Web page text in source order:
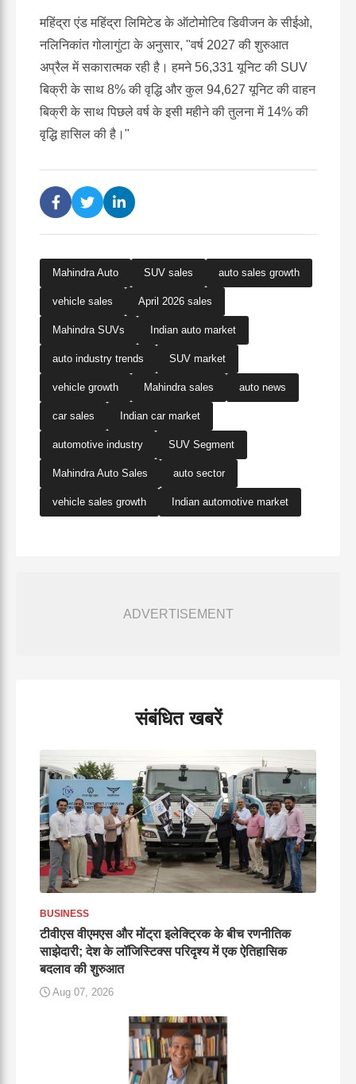
महिंद्रा एंड महिंद्रा लिमिटेड के ऑटोमोटिव डिवीजन के सीईओ,
नलिनिकांत गोलागुंटा के अनुसार, "वर्ष 2027 की शुरुआत
अप्रैल में सकारात्मक रही है। हमने 56,331 यूनिट की SUV
बिक्री के साथ 8% की वृद्धि और कुल 94,627 यूनिट की वाहन
बिक्री के साथ पिछले वर्ष के इसी महीने की तुलना में 14% की
वृद्धि हासिल की है।"
Mahindra Auto SUV sales auto sales growth
vehicle sales April 2026 sales
Mahindra SUVs Indian auto market
auto industry trends SUV market
vehicle growth Mahindra sales auto news
car sales Indian car market
automotive industry SUV Segment
Mahindra Auto Sales auto sector
vehicle sales growth Indian automotive market
ADVERTISEMENT
संबंधित खबरें
BUSINESS
टीवीएस वीएमएस और मोंट्रा इलेक्ट्रिक के बीच रणनीतिक
साझेदारी; देश के लॉजिस्टिक्स परिदृश्य में एक ऐतिहासिक
बदलाव की शुरुआत
Aug 07, 2026